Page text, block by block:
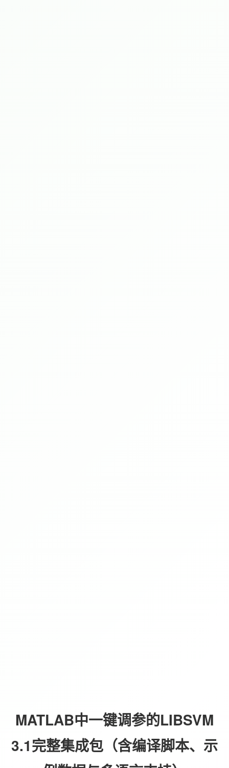
MATLAB中一键调参的LIBSVM
3.1完整集成包（含编译脚本、示